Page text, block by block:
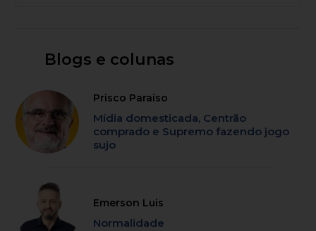
Blogs e colunas
Prisco Paraíso
Mídia domesticada, Centrão
comprado e Supremo fazendo jogo
sujo
Emerson Luis
Normalidade